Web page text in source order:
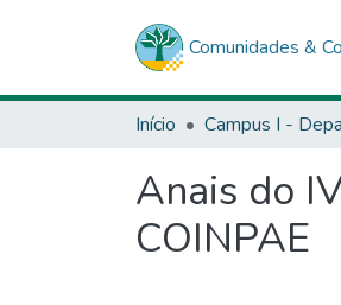
Comunidades &
Início
Anais do
COINPAE